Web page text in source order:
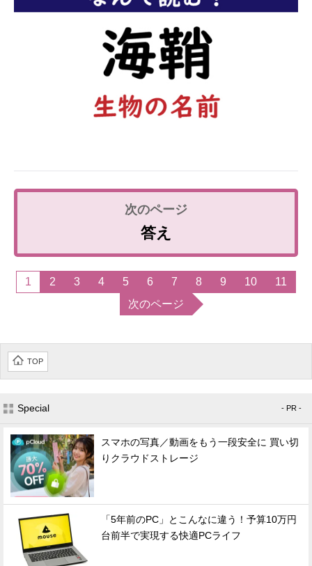
製造業のIT導入・活用を支援
モノづくり技術者専門サイト
電子設計の基本と応用
ちょっと気になるネットの話題
答え
1 2 3 4 5 6 7 8 9 10
11
次のページ
TOP
Special - PR -
スマホの写真／動画をもう一段安全に 買い切
りクラウドストレージ
「5年前のPC」とこんなに違う！予算10万円
台前半で実現する快適PCライフ